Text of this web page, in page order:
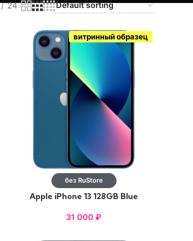
24
витринный образец
без RuStore
Apple iPhone 13 128GB Blue
31 000₽